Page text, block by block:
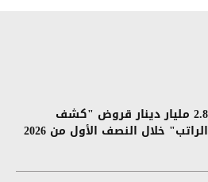
2.8 مليار دينار قروض "كشف
الراتب" خلال النصف الأول من 2026